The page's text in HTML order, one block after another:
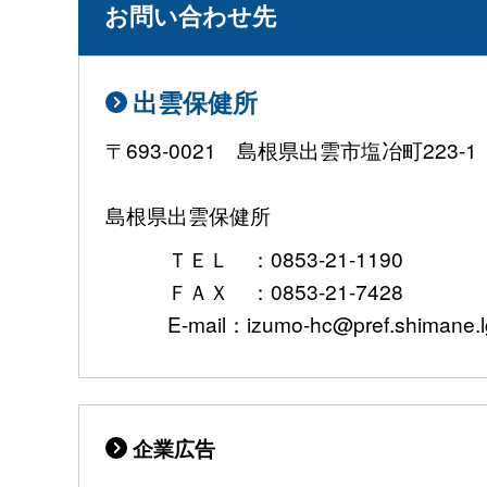
お問い合わせ先
出雲保健所
〒693-0021 島根県出雲市塩冶町223-1
島根県出雲保健所
ＴＥＬ ：0853-21-1190
ＦＡＸ ：0853-21-7428
E-mail：izumo-
企業広告